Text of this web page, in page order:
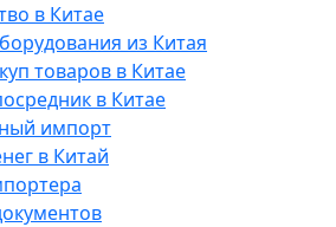
в Китае
из Китая
товаров в Китае
в Китае
импорт
в Китай